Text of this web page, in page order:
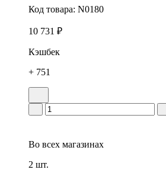
Код товара: N0180
10 731 ₽
Кэшбек
+ 751
Во всех магазинах
2 шт.